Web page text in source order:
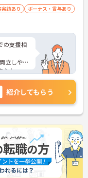
績あり
ボーナス・賞与あり
の支援相
立しやす
心♪
えします
紹介してもらう